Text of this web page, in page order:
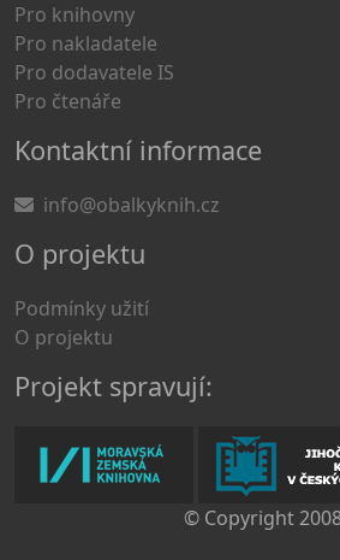
Pro knihovny
Pro nakladatele
Pro dodavatele IS
Pro čtenáře
Kontaktní informace
info@obalkyknih.cz
O projektu
Podmínky užití
O projektu
Projekt spravují:
© Copyright